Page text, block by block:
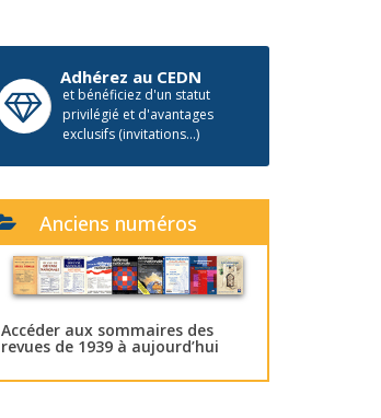
Adhérez au CEDN
et bénéficiez d'un statut
privilégié et d'avantages
exclusifs (invitations...)
Anciens numéros
Accéder aux sommaires des
revues de 1939 à aujourd’hui